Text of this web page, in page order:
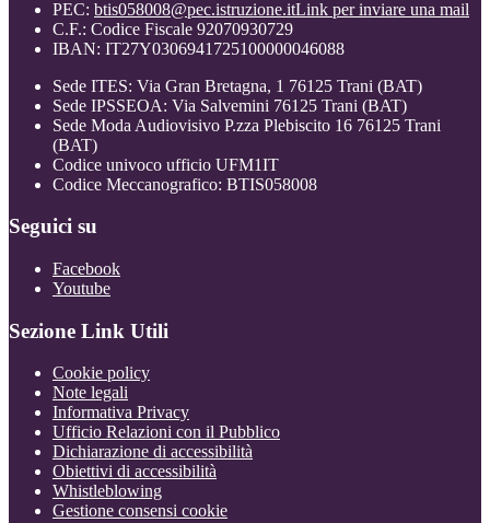
PEC: btis058008@pec.istruzione.itLink per inviare una mail
C.F.: Codice Fiscale 92070930729
IBAN: IT27Y0306941725100000046088
Sede ITES: Via Gran Bretagna, 1 76125 Trani (BAT)
Sede IPSSEOA: Via Salvemini 76125 Trani (BAT)
Sede Moda Audiovisivo P.zza Plebiscito 16 76125 Trani
(BAT)
Codice univoco ufficio UFM1IT
Codice Meccanografico: BTIS058008
Seguici su
Facebook
Youtube
Sezione Link Utili
Cookie policy
Note legali
Informativa Privacy
Ufficio Relazioni con il Pubblico
Dichiarazione di accessibilità
Obiettivi di accessibilità
Whistleblowing
Gestione consensi cookie